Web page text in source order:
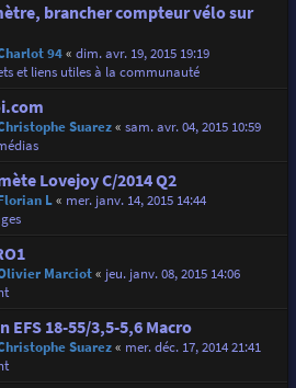
brancher compteur vélo sur
94« dim. avr. 19, 2015 19:19
et liens utiles à la communauté
Suarez« sam. avr. 04, 2015 10:59
Lovejoy C/2014 Q2
L« mer. janv. 14, 2015 14:44
Marciot« jeu. janv. 08, 2015 14:06
EFS 18-55/3,5-5,6 Macro
Suarez« mer. déc. 17, 2014 21:41